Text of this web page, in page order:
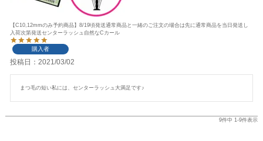
【C10,12mmのみ予約商品】8/19頃発送通常商品と一緒のご注文の場合は先に通常商品を当日発送し
入荷次第発送センターラッシュ自然なCカール
購入者
投稿日 2021/03/02
まつ毛の短い私には、センターラッシュ大満足です♪
9件中 1-9件表示